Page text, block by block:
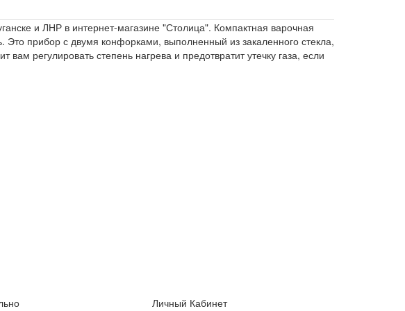
и ЛНР в интернет-магазине "Столица". Компактная варочная
Это прибор с двумя конфорками, выполненный из закаленного стекла,
регулировать степень нагрева и предотвратит утечку газа, если
Личный Кабинет